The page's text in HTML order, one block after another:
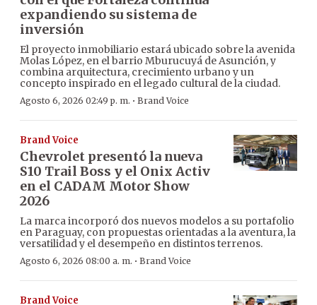
expandiendo su sistema de
inversión
El proyecto inmobiliario estará ubicado sobre la avenida
Molas López, en el barrio Mburucuyá de Asunción, y
combina arquitectura, crecimiento urbano y un
concepto inspirado en el legado cultural de la ciudad.
Agosto 6, 2026 02:49 p. m. · Brand Voice
Brand Voice
Chevrolet presentó la nueva
S10 Trail Boss y el Onix Activ
en el CADAM Motor Show
2026
La marca incorporó dos nuevos modelos a su portafolio
en Paraguay, con propuestas orientadas a la aventura, la
versatilidad y el desempeño en distintos terrenos.
Agosto 6, 2026 08:00 a. m. · Brand Voice
Brand Voice